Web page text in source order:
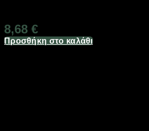
8,68 €
Προσθήκη στο καλάθι